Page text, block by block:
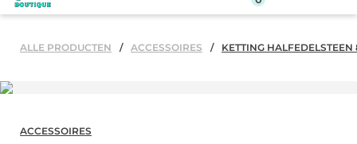
ALLE PRODUCTEN ACCESSOIRES KETTING
ACCESSOIRES